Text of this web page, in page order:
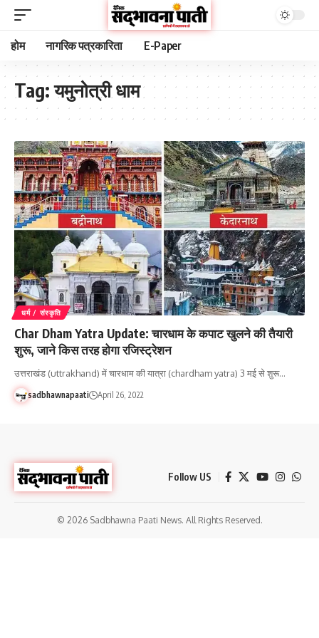
होम नागरिक पत्रकारिता E-Paper
Tag:यमुनोत्री धाम
धर्म / संस्कृति
Char Dham Yatra Update: चारधाम के कपाट खुलने की तैयारी
शुरू, जाने किस तरह होगा रजिस्ट्रेशन
उत्तराखंड (uttrakhand) में चारधाम की यात्रा (chardham yatra) 3 मई से शुरू…
sadbhawnapaati April 26, 2022
Follow US
© 2026 Sadbhawna Paati News. All Rights Reserved.